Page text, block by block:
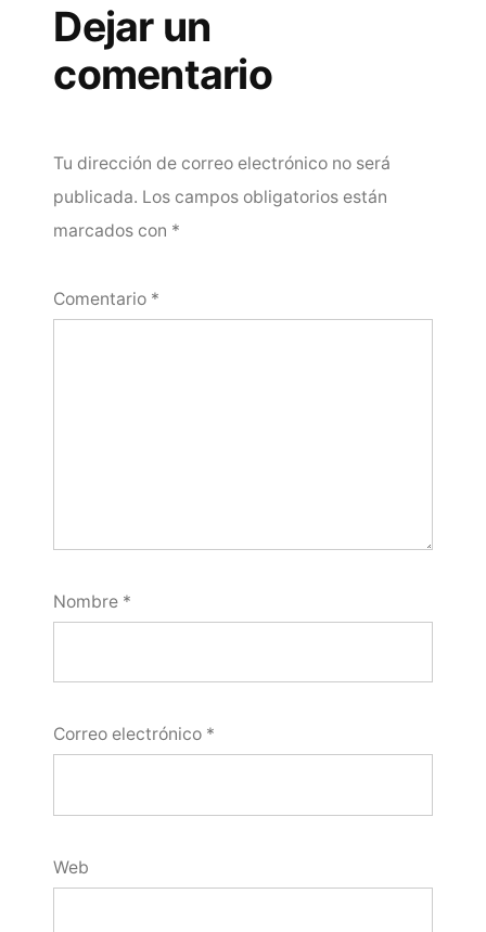
Dejar un
comentario
Tu dirección de correo electrónico no será
publicada. Los campos obligatorios están
marcados con *
Comentario *
Nombre *
Correo electrónico *
Web